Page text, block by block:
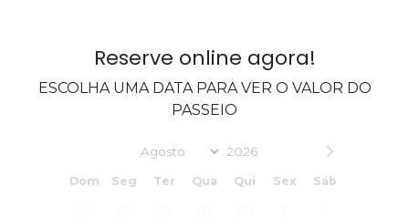
Reserve online agora!
ESCOLHA UMA DATA PARA VER O VALOR DO
PASSEIO
Date
Dom Seg Ter Qua Qui Sex Sáb